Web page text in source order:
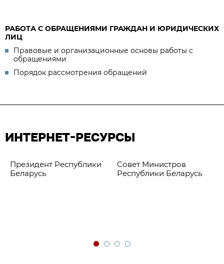
РАБОТА С ОБРАЩЕНИЯМИ ГРАЖДАН И ЮРИДИЧЕСКИХ
ЛИЦ
Правовые и организационные основы работы с
обращениями
Порядок рассмотрения обращений
ИНТЕРНЕТ-РЕСУРСЫ
Президент Республики
Беларусь
Совет Министров
Республики Беларусь